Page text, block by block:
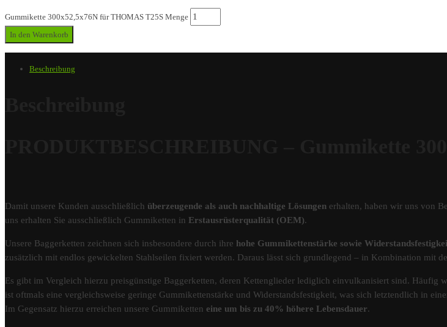
Gummikette 300x52,5x76N für THOMAS T25S Menge
In den Warenkorb
Beschreibung
Damit unsere Kunden ausschließlich überzeugende als auch nachhaltige Lösungen erhalten, haben wir uns von
uns erhalten Sie ausschließlich Gummiketten in Erstausrüsterqualität (OEM).
Unsere Baggerketten zeichnen sich insbesondere durch ihre hohe Gummikettenstärke sowie
zusätzlich mit endlos gewickelten Stahlseilen fixiert werden. Daraus lässt sich grundlegend – in Kombination mit
Es gibt im Vergleich hierzu preisgünstige Baggerketten, deren Kettenglieder lediglich einvulkanisiert sind.
ist oftmals eine vergleichsweise geringe Gummikettenstärke und Widerstandsfestigkeit, was sich letztendlich in
Im Gegensatz hierzu erreichen unsere Gummiketten eine um bis zu 40% höhere Lebensdauer.